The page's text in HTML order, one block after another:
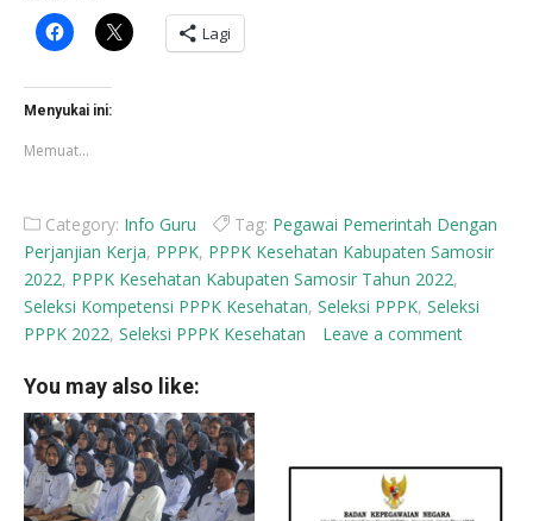
Klik
untuk
Facebook(Membuka
di
jendela
baru)
Klik
untuk
berbagi
Lagi
Menyukai ini:
Memuat...
Category: Info Guru Tag: Pegawai Pemerintah Dengan
Perjanjian Kerja, PPPK, PPPK Kesehatan Kabupaten Samosir
2022, PPPK Kesehatan Kabupaten Samosir Tahun 2022,
Seleksi Kompetensi PPPK Kesehatan, Seleksi PPPK, Seleksi
PPPK 2022, Seleksi PPPK Kesehatan Leave a comment
You may also like: